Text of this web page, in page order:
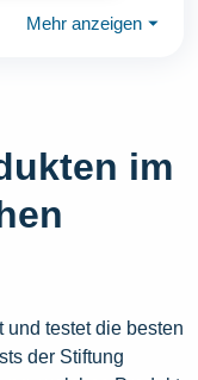
Mehr anzeigen ⏷
im
und testet die besten
der Stiftung